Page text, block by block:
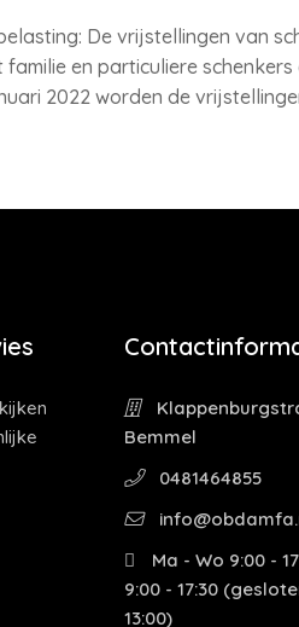
De vrijstellingen van
familie en particuliere
2022 worden de
Bemmel
0481464855
Ma - Wo 9:00 -
9:00 - 17:30
13:00)